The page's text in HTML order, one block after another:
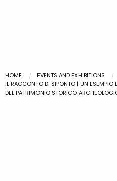
HOME
EVENTS AND EXHIBITIONS
IL RACCONTO DI SIPONTO | UN ESEMPIO
DEL PATRIMONIO STORICO